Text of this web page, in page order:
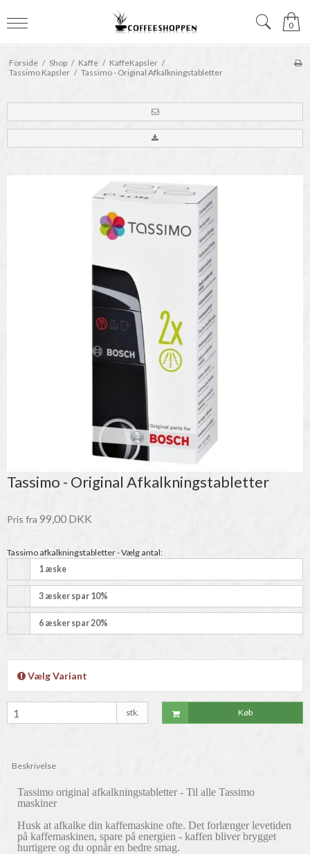
0
Forside / Shop / Kaffe / KaffeKapsler /
Tassimo Kapsler / Tassimo - Original Afkalkningstabletter
Tassimo - Original Afkalkningstabletter
Pris fra 99,00 DKK
Tassimo afkalkningstabletter - Vælg antal:
1 æske
3 æsker spar 10%
6 æsker spar 20%
Vælg Variant
stk. Køb
Beskrivelse
Tassimo original afkalkningstabletter - Til alle Tassimo
maskiner
Husk at afkalke din kaffemaskine ofte. Det forlænger levetiden
på kaffemaskinen, spare på energien - kaffen bliver brygget
hurtigere og du opnår en bedre smag.